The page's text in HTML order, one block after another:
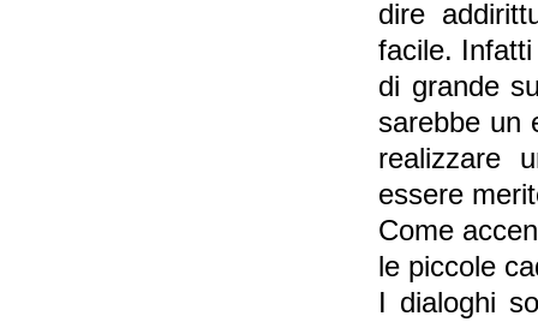
dire
facile.
di grande
sarebbe un
realizzare
essere
Come
le piccole
I dialoghi